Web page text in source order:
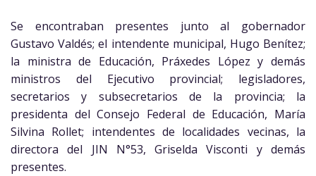
Se encontraban presentes junto al gobernador
Gustavo Valdés; el intendente municipal, Hugo Benítez;
la ministra de Educación, Práxedes López y demás
ministros del Ejecutivo provincial; legisladores,
secretarios y subsecretarios de la provincia; la
presidenta del Consejo Federal de Educación, María
Silvina Rollet; intendentes de localidades vecinas, la
directora del JIN N°53, Griselda Visconti y demás
presentes.